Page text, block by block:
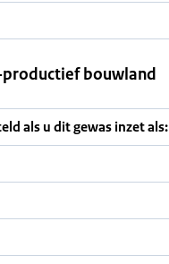
productief bouwland
als u dit gewas inzet als: